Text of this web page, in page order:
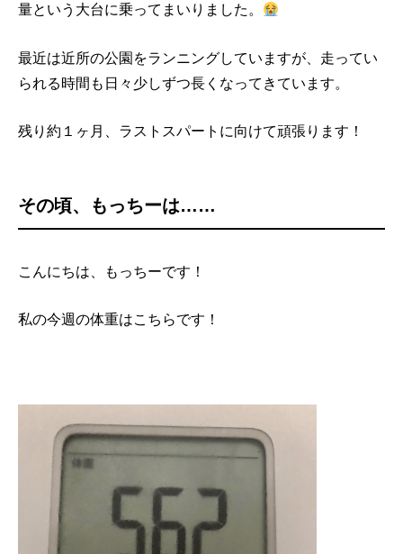
量という大台に乗ってまいりました。
最近は近所の公園をランニングしていますが、走ってい
られる時間も日々少しずつ長くなってきています。
残り約１ヶ月、ラストスパートに向けて頑張ります！
その頃、もっちーは……
こんにちは、もっちーです！
私の今週の体重はこちらです！